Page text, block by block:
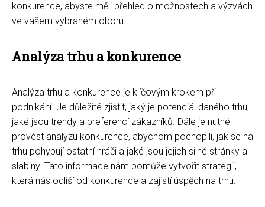
konkurence, abyste měli přehled o možnostech a výzvách
ve vašem vybraném oboru.
Analýza trhu a konkurence
Analýza trhu a konkurence je klíčovým krokem při
podnikání. Je důležité zjistit, jaký je potenciál daného trhu,
jaké jsou trendy a preferencí zákazníků. Dále je nutné
provést analýzu konkurence, abychom pochopili, jak se na
trhu pohybují ostatní hráči a jaké jsou jejich silné stránky a
slabiny. Tato informace nám pomůže vytvořit strategii,
která nás odliší od konkurence a zajistí úspěch na trhu.